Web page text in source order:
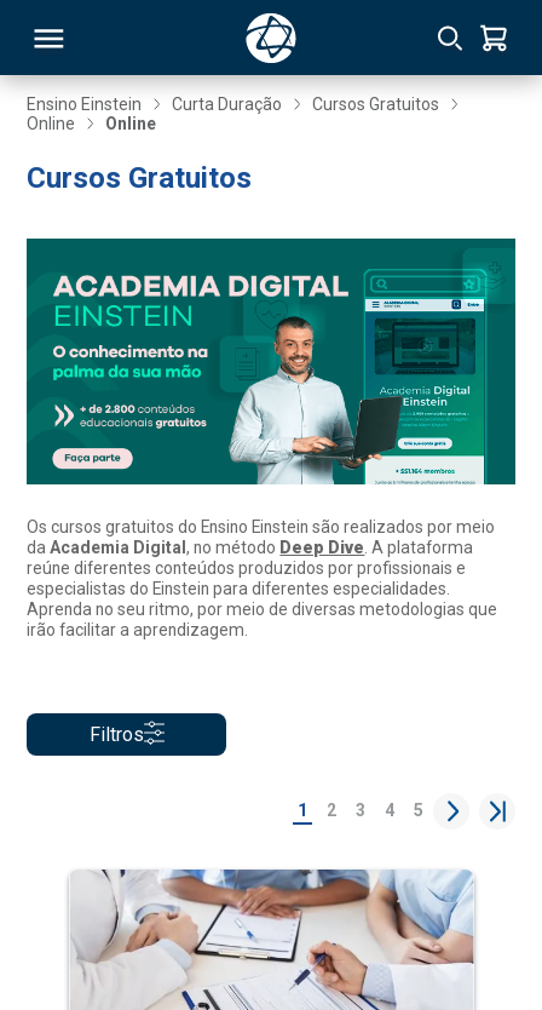
Ensino Einstein Curta Duração
Cursos Gratuitos
Online
Online
Cursos Gratuitos
Os cursos gratuitos do Ensino Einstein são realizados por meio
daAcademia Digital, no método Deep Dive. A plataforma
reúne diferentes conteúdos produzidos por profissionais e
especialistas do Einstein para diferentes especialidades.
Aprenda no seu ritmo, por meio de diversas metodologias que
irão facilitar a aprendizagem.
Filtros
1 2 3 4 5